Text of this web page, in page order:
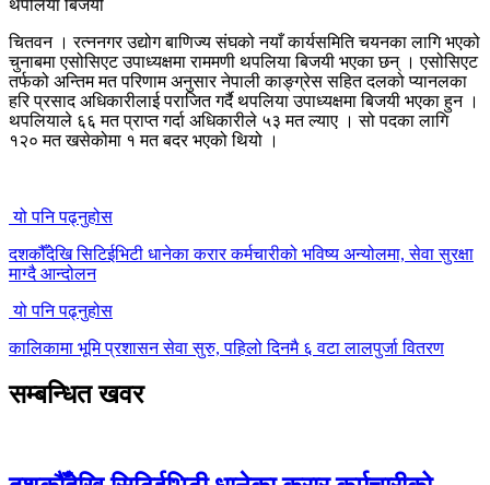
चितवन । रत्ननगर उद्योग बाणिज्य संघको नयाँ कार्यसमिति चयनका लागि भएको
चुनाबमा एसोसिएट उपाध्यक्षमा राममणी थपलिया बिजयी भएका छन् । एसोसिएट
तर्फको अन्तिम मत परिणाम अनुसार नेपाली काङ्ग्रेस सहित दलको प्यानलका
हरि प्रसाद अधिकारीलाई पराजित गर्दै थपलिया उपाध्यक्षमा बिजयी भएका हुन ।
थपलियाले ६६ मत प्राप्त गर्दा अधिकारीले ५३ मत ल्याए । सो पदका लागि
१२० मत खसेकोमा १ मत बदर भएको थियो ।
यो पनि पढ्नुहोस
दशकौँदेखि सिटिईभिटी धानेका करार कर्मचारीको भविष्य अन्योलमा, सेवा सुरक्षा
माग्दै आन्दोलन
यो पनि पढ्नुहोस
कालिकामा भूमि प्रशासन सेवा सुरु, पहिलो दिनमै ६ वटा लालपुर्जा वितरण
सम्बन्धित खवर